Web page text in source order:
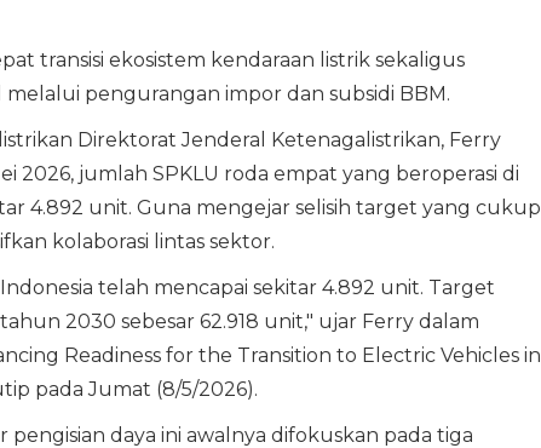
transisi ekosistem kendaraan listrik sekaligus
pengurangan impor dan subsidi BBM.
Direktorat Jenderal Ketenagalistrikan, Ferry
2026, jumlah SPKLU roda empat yang beroperasi di
4.892 unit. Guna mengejar selisih target yang cukup
kolaborasi lintas sektor.
telah mencapai sekitar 4.892 unit. Target
2030 sebesar 62.918 unit," ujar Ferry dalam
Readiness for the Transition to Electric Vehicles in
pada Jumat (8/5/2026).
daya ini awalnya difokuskan pada tiga